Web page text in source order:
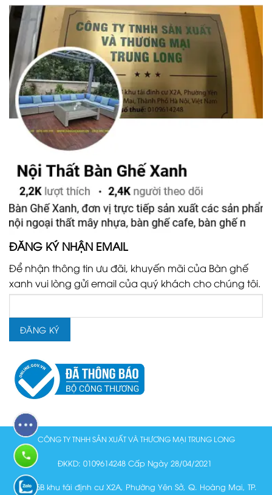
ĐĂNG KÝ NHẬN EMAIL
Để nhận thông tin ưu đãi, khuyến mãi của Bàn ghế
xanh vui lòng gửi email của quý khách cho chúng tôi.
CÔNG TY TNHH SẢN XUẤT VÀ THƯƠNG MẠI TRUNG LONG
ĐKKD: 0109614248 Cấp Ngày 28/04/2021
Lô N15B khu tái định cư X2A, Phường Yên Sở, Q. Hoàng Mai, TP.